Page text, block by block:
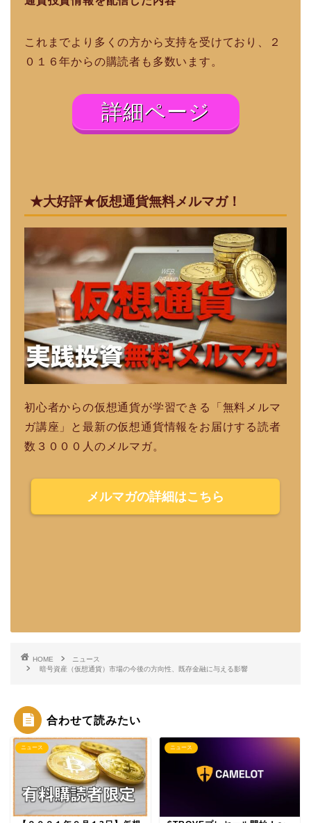
これまでより多くの方から支持を受けており、２
０１６年からの購読者も多数います。
詳細ページ
★大好評★仮想通貨無料メルマガ！
初心者からの仮想通貨が学習できる「無料メルマ
ガ講座」と最新の仮想通貨情報をお届けする読者
数３０００人のメルマガ。
メルマガの詳細はこちら
HOME
ニュース
暗号資産（仮想通貨）市場の今後の方向性、既存金融に与える影響
合わせて読みたい
ニュース ニュース